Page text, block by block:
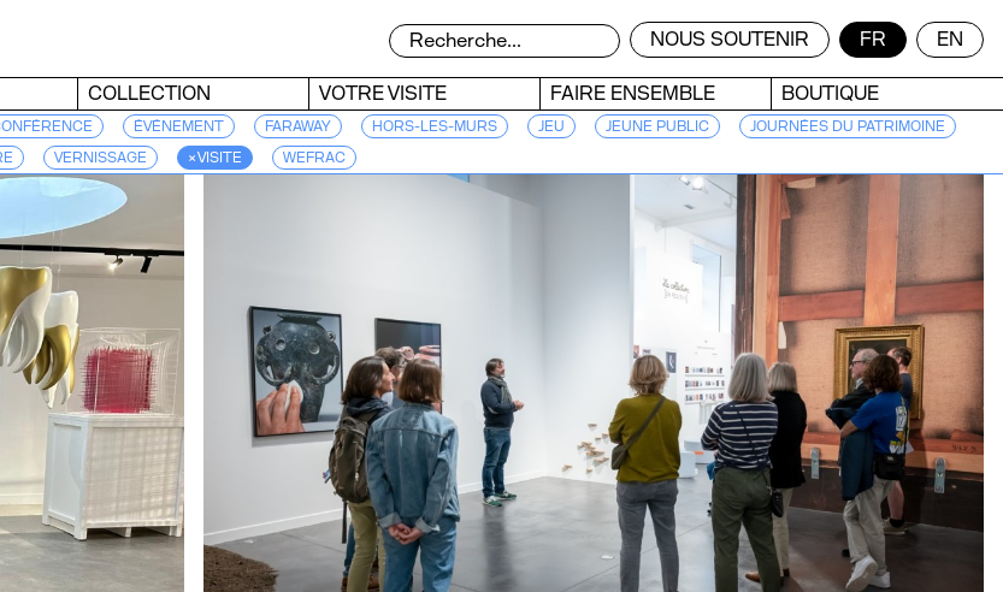
NOUS SOUTENIR FR EN
COLLECTION VOTRE VISITE FAIRE ENSEMBLE BOUTIQUE
ÉVÉNEMENT FARAWAY HORS-LES-MURS JEU JEUNE PUBLIC
JOURNÉES DU PATRIMOINE
VERNISSAGE × VISITE WEFRAC